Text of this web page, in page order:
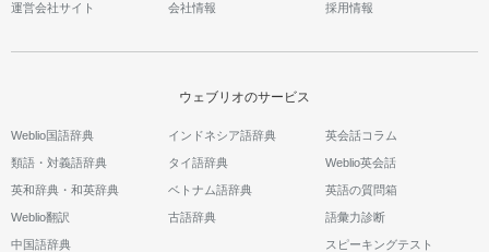
運営会社サイト 会社情報 採用情報
ウェブリオのサービス
Weblio国語辞典
類語・対義語辞典
英和辞典・和英辞典
Weblio翻訳
中国語辞典
インドネシア語辞典
タイ語辞典
ベトナム語辞典
古語辞典
英会話コラム
Weblio英会話
英語の質問箱
語彙力診断
スピーキングテスト